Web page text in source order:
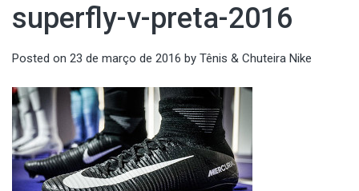
superfly-v-preta-2016
Posted on 23 de março de 2016 by Tênis & Chuteira Nike